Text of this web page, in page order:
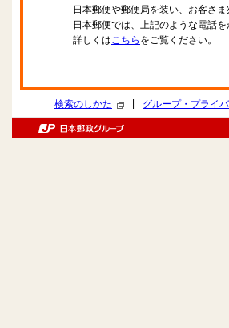
日本郵便や郵便局を装い、お客さ
日本郵便では、上記のような電話
詳しくはこちら をご覧ください。
検索のしかた グループ・プライ